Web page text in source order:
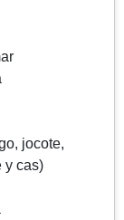
jocote,
y cas)